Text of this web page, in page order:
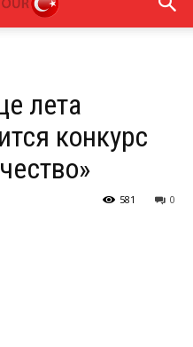
лета
конкурс
0
581